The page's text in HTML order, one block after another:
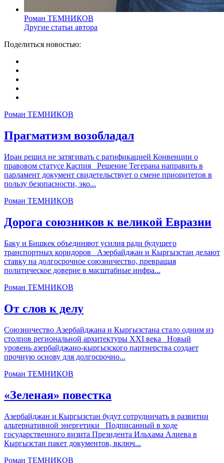
Роман ТЕМНИКОВ
Другие статьи автора
Поделиться новостью:
Роман ТЕМНИКОВ
Прагматизм возобладал
Иран решил не затягивать с ратификацией Конвенции о
правовом статусе Каспия Решение Тегерана направить в
парламент документ свидетельствует о смене приоритетов в
пользу безопасности, эко...
Роман ТЕМНИКОВ
Дорога союзников к великой Евразии
Баку и Бишкек объединяют усилия ради будущего
транспортных коридоров Азербайджан и Кыргызстан делают
ставку на долгосрочное союзничество, превращая
политическое доверие в масштабные инфра...
Роман ТЕМНИКОВ
От слов к делу
Союзничество Азербайджана и Кыргызстана стало одним из
столпов региональной архитектуры XXI века Новый
уровень азербайджано-кыргызского партнерства создает
прочную основу для долгосрочно...
Роман ТЕМНИКОВ
«Зеленая» повестка
Азербайджан и Кыргызстан будут сотрудничать в развитии
альтернативной энергетики Подписанный в ходе
государственного визита Президента Ильхама Алиева в
Кыргызстан пакет документов, включ...
Роман ТЕМНИКОВ